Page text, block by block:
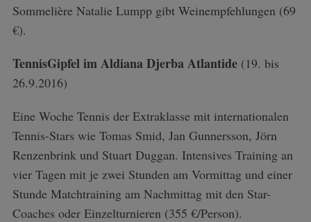
Sommelière Natalie Lumpp gibt Weinempfehlungen (69
€).
TennisGipfel im Aldiana Djerba Atlantide(19. bis
26.9.2016)
Eine Woche Tennis der Extraklasse mit internationalen
Tennis-Stars wie Tomas Smid, Jan Gunnersson, Jörn
Renzenbrink und Stuart Duggan. Intensives Training an
vier Tagen mit je zwei Stunden am Vormittag und einer
Stunde Matchtraining am Nachmittag mit den Star-
Coaches oder Einzelturnieren (355 €/Person).